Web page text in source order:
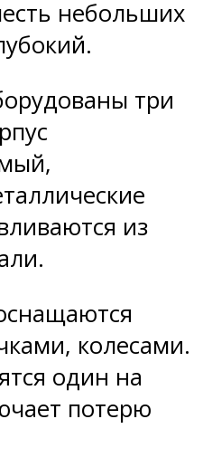
небольших
три
из
колесами.
один на
потерю